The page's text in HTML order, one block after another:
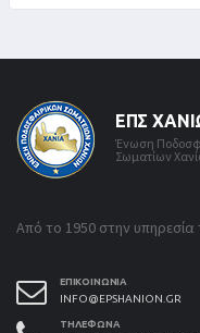
ΕΠΣ
Ένωση
Σωματίων
Από το 1950 στην
ΕΠΙΚΟΙΝΩΝΊΑ
INFO@EPSHANION.GR
ΤΗΛΈΦΩΝΑ